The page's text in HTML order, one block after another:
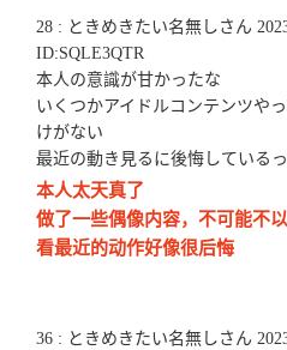
28 : ときめきたい名無しさん
ID:SQLE3QTR
本人の意識が甘かったな
いくつかアイドルコンテンツや
けがない
最近の動き見るに後悔している
本人太天真了
做了一些偶像内容，不可能不
看最近的动作好像很后悔
36 : ときめきたい名無しさん